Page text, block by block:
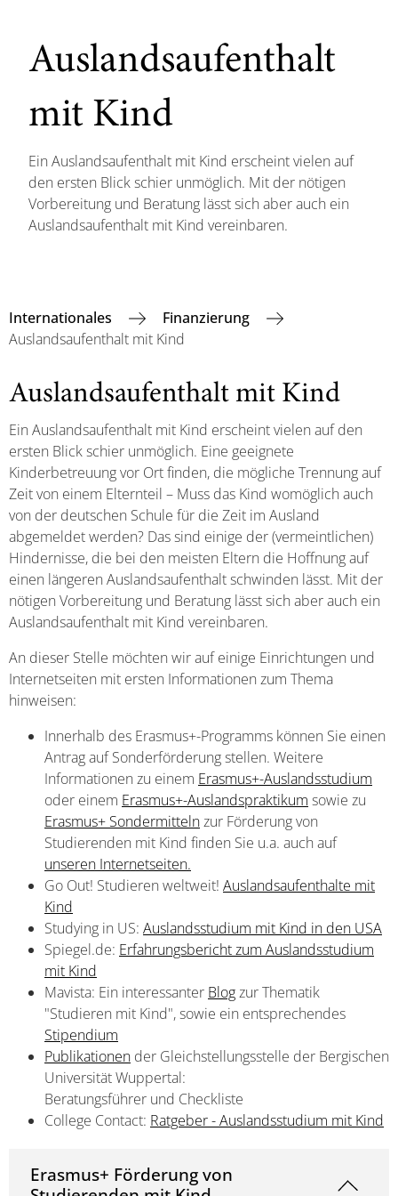
Auslandsaufenthalt
mit Kind
Ein Auslandsaufenthalt mit Kind erscheint vielen auf
den ersten Blick schier unmöglich. Mit der nötigen
Vorbereitung und Beratung lässt sich aber auch ein
Auslandsaufenthalt mit Kind vereinbaren.
Internationales
Finanzierung
Auslandsaufenthalt mit Kind
Auslandsaufenthalt mit Kind
Ein Auslandsaufenthalt mit Kind erscheint vielen auf den
ersten Blick schier unmöglich. Eine geeignete
Kinderbetreuung vor Ort finden, die mögliche Trennung auf
Zeit von einem Elternteil – Muss das Kind womöglich auch
von der deutschen Schule für die Zeit im Ausland
abgemeldet werden? Das sind einige der (vermeintlichen)
Hindernisse, die bei den meisten Eltern die Hoffnung auf
einen längeren Auslandsaufenthalt schwinden lässt. Mit der
nötigen Vorbereitung und Beratung lässt sich aber auch ein
Auslandsaufenthalt mit Kind vereinbaren.
An dieser Stelle möchten wir auf einige Einrichtungen und
Internetseiten mit ersten Informationen zum Thema
hinweisen:
Innerhalb des Erasmus+-Programms können Sie einen
Antrag auf Sonderförderung stellen. Weitere
Informationen zu einem Erasmus+-Auslandsstudium
oder einem Erasmus+-Auslandspraktikum sowie zu
Erasmus+ Sondermittelnzur Förderung von
Studierenden mit Kind finden Sie u.a. auch auf
unseren Internetseiten.
Go Out! Studieren weltweit! Auslandsaufenthalte mit
Kind
Studying in US: Auslandsstudium mit Kind in den USA
Spiegel.de: Erfahrungsbericht zum Auslandsstudium
mit Kind
Mavista: Ein interessanter Blogzur Thematik
"Studieren mit Kind", sowie ein entsprechendes
Stipendium
Publikationen der Gleichstellungsstelle der Bergischen
Universität Wuppertal:
Beratungsführer und Checkliste
College Contact: Ratgeber - Auslandsstudium mit Kind
Erasmus+ Förderung von